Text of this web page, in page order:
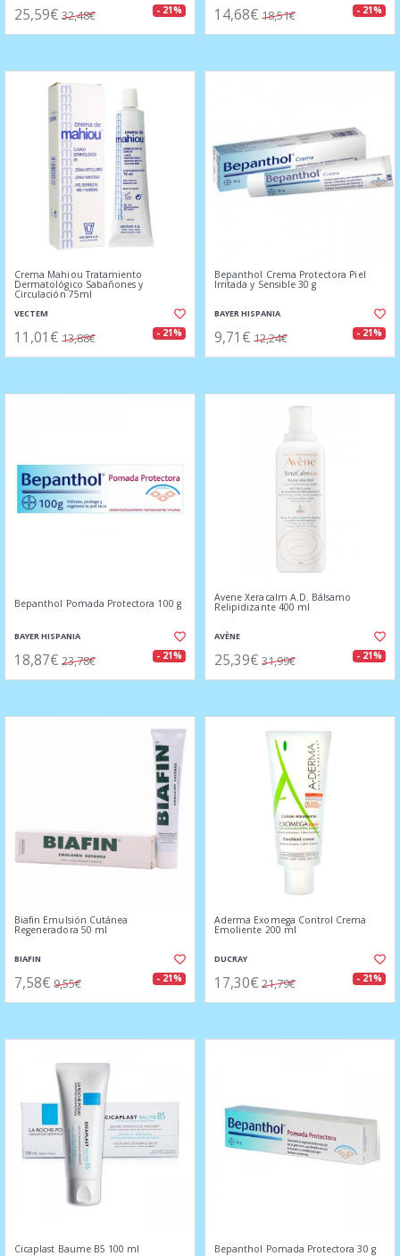
25,59€ 32,48€ - 21% 14,68€ 18,51€ - 21%
Crema Mahiou Tratamiento
Dermatológico Sabañones y
Circulación 75ml
VECTEM
11,01€ 13,88€ - 21%
Bepanthol Crema Protectora Piel
Irritada y Sensible 30 g
BAYER HISPANIA
9,71€ 12,24€ - 21%
Bepanthol Pomada Protectora 100 g
BAYER HISPANIA
18,87€ 23,78€ - 21%
Avene Xeracalm A.D. Bálsamo
Relipidizante 400 ml
AVÈNE
25,39€ 31,99€ - 21%
Biafin Emulsión Cutánea
Regeneradora 50 ml
BIAFIN
7,58€ 9,55€ - 21%
Aderma Exomega Control Crema
Emoliente 200 ml
DUCRAY
17,30€ 21,79€ - 21%
Cicaplast Baume B5 100 ml Bepanthol Pomada Protectora 30 g